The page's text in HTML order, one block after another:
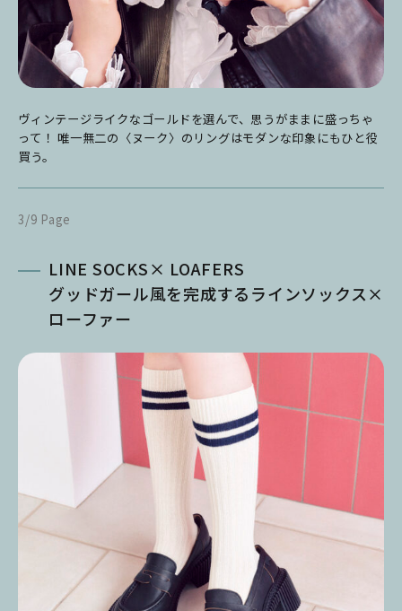
ヴィンテージライクなゴールドを選んで、思うがままに盛っちゃ
って！ 唯一無二の〈ヌーク〉のリングはモダンな印象にもひと役
買う。
3/9 Page
LINE SOCKS× LOAFERS
グッドガール風を完成するラインソックス×
ローファー